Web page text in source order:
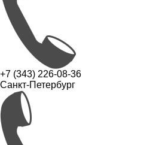
+7 (343) 226-08-36
Санкт-Петербург